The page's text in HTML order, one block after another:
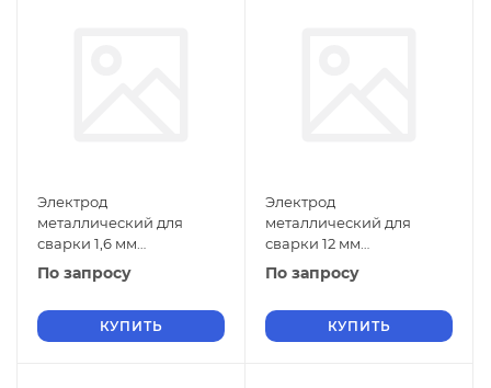
Электрод
металлический для
сварки 1,6 мм
Э-120Х12Г2СФ ГОСТ 9466-
По запросу
КУПИТЬ
Электрод
металлический для
сварки 12 мм
Э-11Х15Н25М6АГ2 ГОСТ
9466-75
По запросу
КУПИТЬ